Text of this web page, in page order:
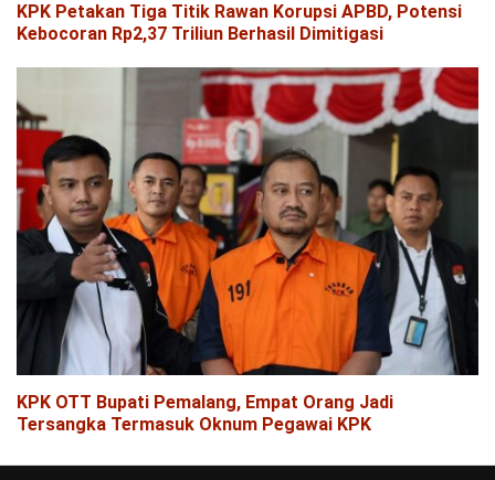
KPK Petakan Tiga Titik Rawan Korupsi APBD, Potensi
Kebocoran Rp2,37 Triliun Berhasil Dimitigasi
KPK OTT Bupati Pemalang, Empat Orang Jadi
Tersangka Termasuk Oknum Pegawai KPK